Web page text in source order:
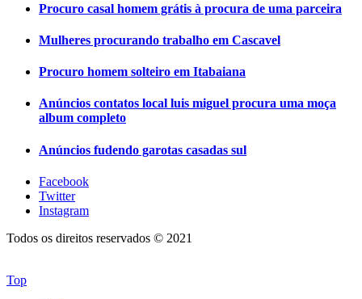
Procuro casal homem grátis à procura de uma parceira
Mulheres procurando trabalho em Cascavel
Procuro homem solteiro em Itabaiana
Anúncios contatos local luis miguel procura uma moça
album completo
Anúncios fudendo garotas casadas sul
Facebook
Twitter
Instagram
Todos os direitos reservados © 2021
Top